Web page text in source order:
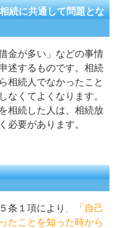
続に共通して問題とな
金が多い」などの事情
述するものです。相続
相続人でなかったこと
なくてよくなります。
相続した人は、相続放
必要があります。
条１項により 、「自己
たことを知った時から